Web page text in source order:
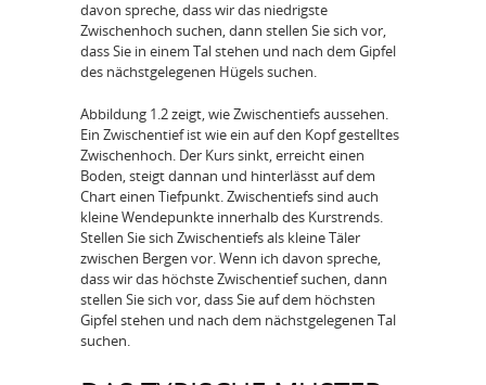
davon spreche, dass wir das niedrigste
Zwischenhoch suchen, dann stellen Sie sich vor,
dass Sie in einem Tal stehen und nach dem Gipfel
des nächstgelegenen Hügels suchen.
Abbildung 1.2 zeigt, wie Zwischentiefs aussehen.
Ein Zwischentief ist wie ein auf den Kopf gestelltes
Zwischenhoch. Der Kurs sinkt, erreicht einen
Boden, steigt dannan und hinterlässt auf dem
Chart einen Tiefpunkt. Zwischentiefs sind auch
kleine Wendepunkte innerhalb des Kurstrends.
Stellen Sie sich Zwischentiefs als kleine Täler
zwischen Bergen vor. Wenn ich davon spreche,
dass wir das höchste Zwischentief suchen, dann
stellen Sie sich vor, dass Sie auf dem höchsten
Gipfel stehen und nach dem nächstgelegenen Tal
suchen.